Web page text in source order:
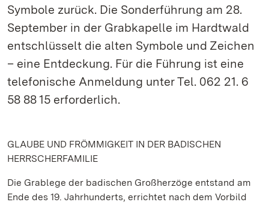
Symbole zurück. Die Sonderführung am 28.
September in der Grabkapelle im Hardtwald
entschlüsselt die alten Symbole und Zeichen
– eine Entdeckung. Für die Führung ist eine
telefonische Anmeldung unter Tel. 062 21. 6
58 88 15 erforderlich.
GLAUBE UND FRÖMMIGKEIT IN DER BADISCHEN
HERRSCHERFAMILIE
Die Grablege der badischen Großherzöge entstand am
Ende des 19. Jahrhunderts, errichtet nach dem Vorbild